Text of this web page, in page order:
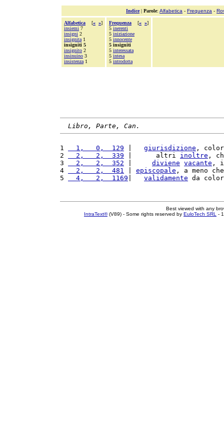
Indice| Parole: Alfabetica - Frequenza -
Alfabetica [« »]
insiemi 7
insigni 2
insignita 1
insigniti 5
insignito 2
insinuino 3
insistenza 1
Frequenza [« »]
5 inerenti
5 iniziazione
5 innocente
5 insigniti
5 interessata
5 intesa
5 introdotta
Libro, Parte, Can.
1
  1,   0,  129
giurisdizione ,
2
  2,   2,  339
|      altri inoltre ,
3
  2,   2,  352
diviene vacante ,
4
  2,   2,  481
episcopale , a meno
5
  4,   2,  1169
validamente da
Best viewed with any
IntraText®(V89) - Some rights reserved by EuloTech SRL -